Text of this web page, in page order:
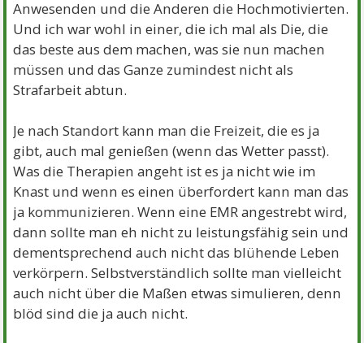
Anwesenden und die Anderen die Hochmotivierten.
Und ich war wohl in einer, die ich mal als Die, die
das beste aus dem machen, was sie nun machen
müssen und das Ganze zumindest nicht als
Strafarbeit abtun.
Je nach Standort kann man die Freizeit, die es ja
gibt, auch mal genießen (wenn das Wetter passt).
Was die Therapien angeht ist es ja nicht wie im
Knast und wenn es einen überfordert kann man das
ja kommunizieren. Wenn eine EMR angestrebt wird,
dann sollte man eh nicht zu leistungsfähig sein und
dementsprechend auch nicht das blühende Leben
verkörpern. Selbstverständlich sollte man vielleicht
auch nicht über die Maßen etwas simulieren, denn
blöd sind die ja auch nicht.